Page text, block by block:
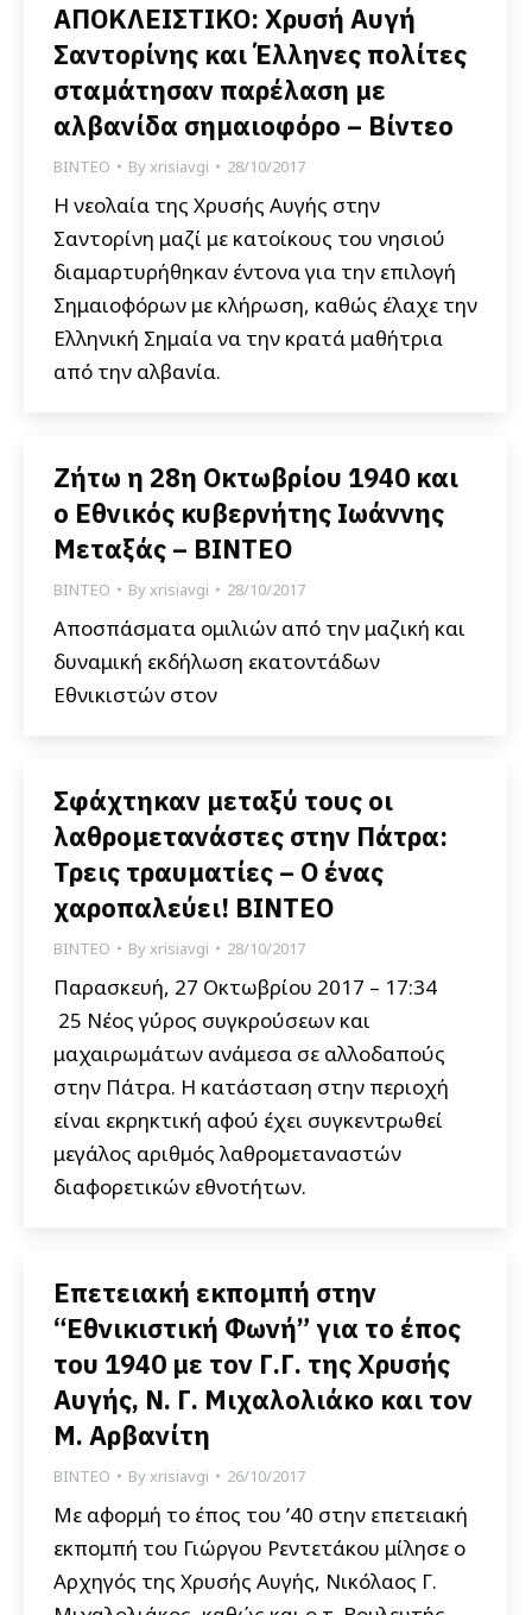
ΑΠΟΚΛΕΙΣΤΙΚΟ: Χρυσή Αυγή
Σαντορίνης και Έλληνες πολίτες
σταμάτησαν παρέλαση με
αλβανίδα σημαιοφόρο – Βίντεο
ΒΙΝΤΕΟ Byxrisiavgi 28/10/2017
Η νεολαία της Χρυσής Αυγής στην
Σαντορίνη μαζί με κατοίκους του νησιού
διαμαρτυρήθηκαν έντονα για την επιλογή
Σημαιοφόρων με κλήρωση, καθώς έλαχε την
Ελληνική Σημαία να την κρατά μαθήτρια
από την αλβανία.
Ζήτω η 28η Οκτωβρίου 1940 και
ο Εθνικός κυβερνήτης Ιωάννης
Μεταξάς – ΒΙΝΤΕΟ
ΒΙΝΤΕΟ Byxrisiavgi 28/10/2017
Αποσπάσματα ομιλιών από την μαζική και
δυναμική εκδήλωση εκατοντάδων
Εθνικιστών στον
Σφάχτηκαν μεταξύ τους οι
λαθρομετανάστες στην Πάτρα:
Τρεις τραυματίες – Ο ένας
χαροπαλεύει! BINTEO
ΒΙΝΤΕΟ Byxrisiavgi 28/10/2017
Παρασκευή, 27 Οκτωβρίου 2017 – 17:34
25 Νέος γύρος συγκρούσεων και
μαχαιρωμάτων ανάμεσα σε αλλοδαπούς
στην Πάτρα. Η κατάσταση στην περιοχή
είναι εκρηκτική αφού έχει συγκεντρωθεί
μεγάλος αριθμός λαθρομεταναστών
διαφορετικών εθνοτήτων.
Επετειακή εκπομπή στην
“Εθνικιστική Φωνή” για το έπος
του 1940 με τον Γ.Γ. της Χρυσής
Αυγής, Ν. Γ. Μιχαλολιάκο και τον
Μ. Αρβανίτη
ΒΙΝΤΕΟ Byxrisiavgi 26/10/2017
Με αφορμή το έπος του ’40 στην επετειακή
εκπομπή του Γιώργου Ρεντετάκου μίλησε ο
Αρχηγός της Χρυσής Αυγής, Νικόλαος Γ.